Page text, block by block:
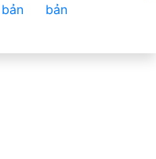
bản
bản